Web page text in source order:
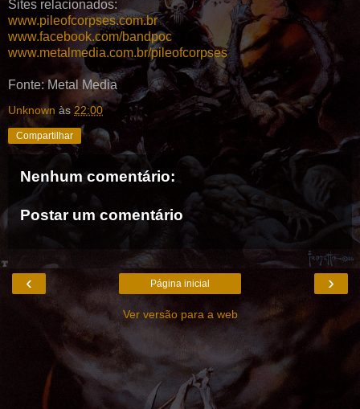
Sites relacionados:
www.pileofcorpses.com.br
www.facebook.com/bandpoc
www.metalmedia.com.br/pileofcorpses
Fonte: Metal Media
Unknown às 22:00
Compartilhar
Nenhum comentário:
Postar um comentário
‹ ›
Página inicial
Ver versão para a web